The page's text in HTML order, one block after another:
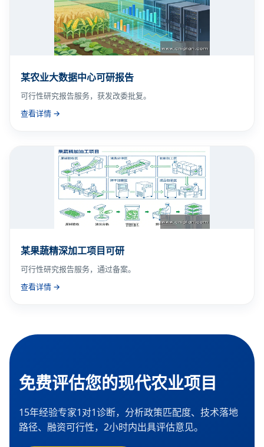
某农业大数据中心可研报告
可行性研究报告服务，获发改委批复。
查看详情 →
某果蔬精深加工项目可研
可行性研究报告服务，通过备案。
查看详情 →
免费评估您的现代农业项目
15年经验专家1对1诊断，分析政策匹配度、技术落地
路径、融资可行性，2小时内出具评估意见。